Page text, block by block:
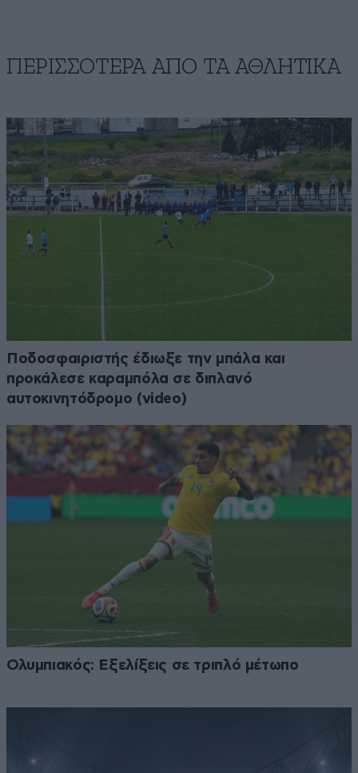
ΠΕΡΙΣΣΟΤΕΡΑ ΑΠΟ ΤA ΑΘΛΗΤΙΚΑ
Ποδοσφαιριστής έδιωξε την μπάλα και
προκάλεσε καραμπόλα σε διπλανό
αυτοκινητόδρομο (video)
Ολυμπιακός: Εξελίξεις σε τριπλό μέτωπο